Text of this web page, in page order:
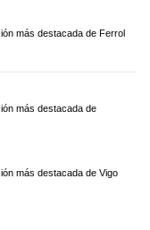
más destacada de Ferrol
más destacada de
más destacada de Vigo